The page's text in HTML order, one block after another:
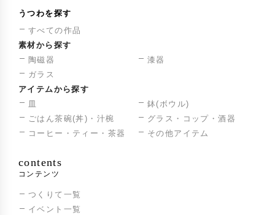
うつわを探す
すべての作品
素材から探す
陶磁器
漆器
ガラス
アイテムから探す
皿
鉢(ボウル)
ごはん茶碗(丼)・汁椀
グラス・コップ・酒器
コーヒー・ティー・茶器
その他アイテム
contents
コンテンツ
つくりて一覧
イベント一覧